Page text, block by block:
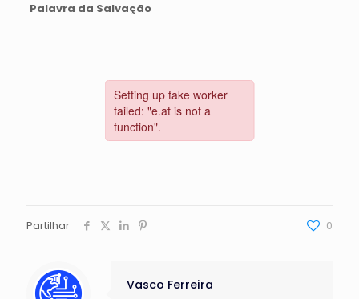
Palavra da Salvação
Partilhar 0
Vasco Ferreira